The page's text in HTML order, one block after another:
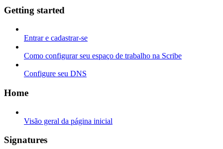
Getting started
Entrar e cadastrar-se
Como configurar seu espaço de trabalho na Scribe
Configure seu DNS
Home
Visão geral da página inicial
Signatures